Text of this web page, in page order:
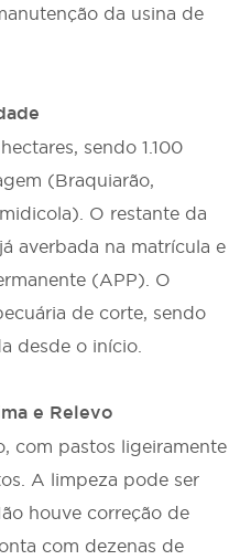
da usina de
sendo 1.100
(Braquiarão,
O restante da
averbada na matrícula e
(APP). O
de corte, sendo
desde o início.
e Relevo
com pastos ligeiramente
A limpeza pode ser
houve correção de
com dezenas de